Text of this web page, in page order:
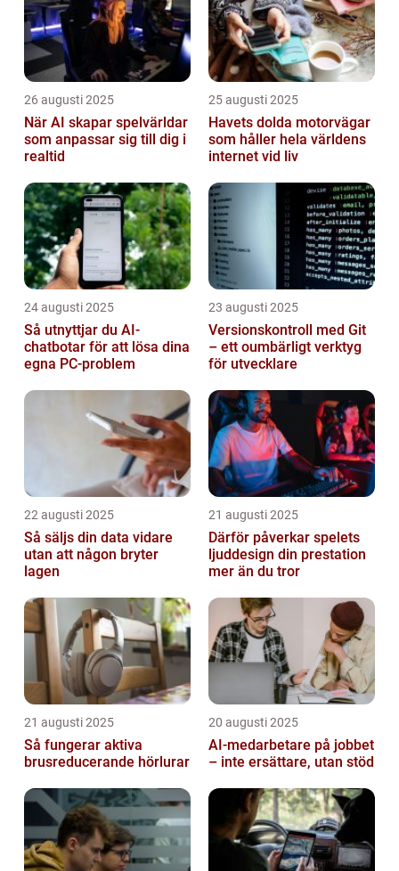
26 augusti 2025
När AI skapar spelvärldar
som anpassar sig till dig i
realtid
25 augusti 2025
Havets dolda motorvägar
som håller hela världens
internet vid liv
24 augusti 2025
Så utnyttjar du AI-
chatbotar för att lösa dina
egna PC-problem
23 augusti 2025
Versionskontroll med Git
– ett oumbärligt verktyg
för utvecklare
22 augusti 2025
Så säljs din data vidare
utan att någon bryter
lagen
21 augusti 2025
Därför påverkar spelets
ljuddesign din prestation
mer än du tror
21 augusti 2025
Så fungerar aktiva
brusreducerande hörlurar
20 augusti 2025
AI‑medarbetare på jobbet
– inte ersättare, utan stöd